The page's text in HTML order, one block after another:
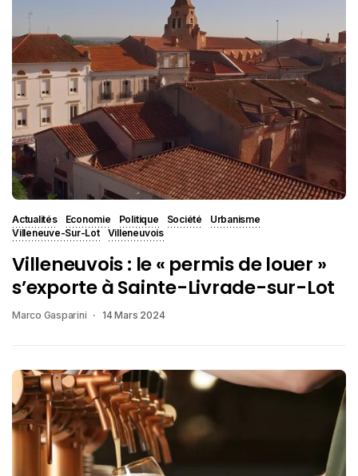
Actualités Economie Politique Société
Urbanisme
Villeneuve-Sur-Lot
Villeneuvois
Villeneuvois : le « permis de louer »
s’exporte à Sainte-Livrade-sur-Lot
Marco Gasparini 14 Mars 2024